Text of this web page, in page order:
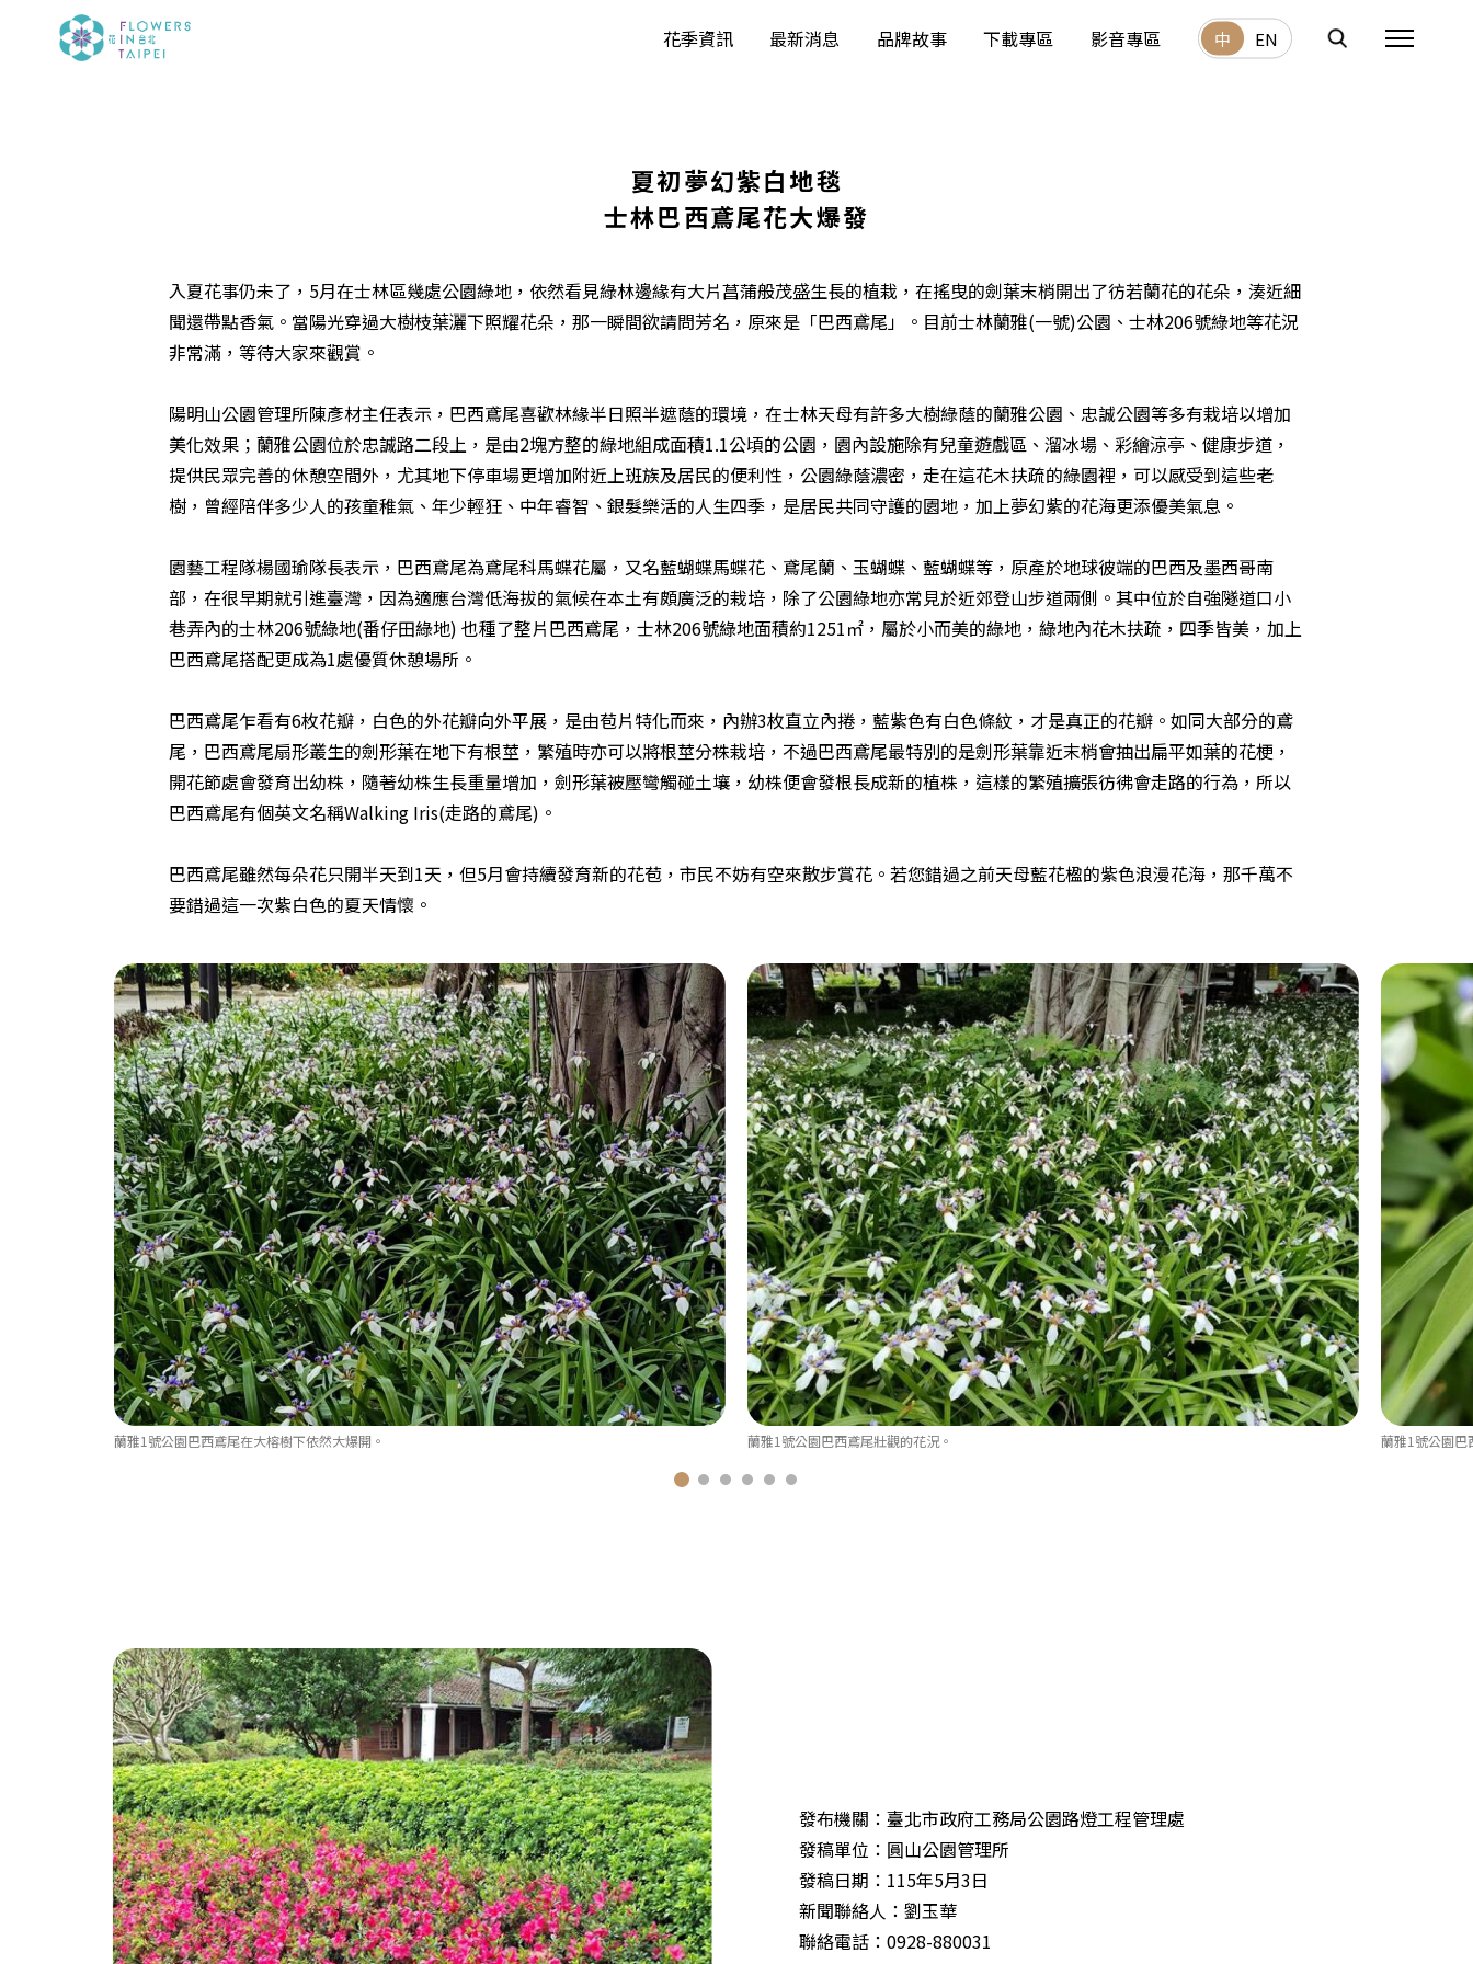
花季資訊 最新消息 品牌故事 下載專區 影音專區 中 EN
夏初夢幻紫白地毯
士林巴西鳶尾花大爆發
入夏花事仍未了，5月在士林區幾處公園綠地，依然看見綠林邊緣有大片菖蒲般茂盛生長的植栽，在搖曳的劍葉末梢開出了彷若蘭花的花朵，湊近細
聞還帶點香氣。當陽光穿過大樹枝葉灑下照耀花朵，那一瞬間欲請問芳名，原來是「巴西鳶尾」。目前士林蘭雅(一號)公園、士林206號綠地等花況
非常滿，等待大家來觀賞。
陽明山公園管理所陳彥材主任表示，巴西鳶尾喜歡林緣半日照半遮蔭的環境，在士林天母有許多大樹綠蔭的蘭雅公園、忠誠公園等多有栽培以增加
美化效果；蘭雅公園位於忠誠路二段上，是由2塊方整的綠地組成面積1.1公頃的公園，園內設施除有兒童遊戲區、溜冰場、彩繪涼亭、健康步道，
提供民眾完善的休憩空間外，尤其地下停車場更增加附近上班族及居民的便利性，公園綠蔭濃密，走在這花木扶疏的綠園裡，可以感受到這些老
樹，曾經陪伴多少人的孩童稚氣、年少輕狂、中年睿智、銀髮樂活的人生四季，是居民共同守護的園地，加上夢幻紫的花海更添優美氣息。
園藝工程隊楊國瑜隊長表示，巴西鳶尾為鳶尾科馬蝶花屬，又名藍蝴蝶馬蝶花、鳶尾蘭、玉蝴蝶、藍蝴蝶等，原產於地球彼端的巴西及墨西哥南
部，在很早期就引進臺灣，因為適應台灣低海拔的氣候在本土有頗廣泛的栽培，除了公園綠地亦常見於近郊登山步道兩側。其中位於自強隧道口小
巷弄內的士林206號綠地(番仔田綠地) 也種了整片巴西鳶尾，士林206號綠地面積約1251㎡，屬於小而美的綠地，綠地內花木扶疏，四季皆美，加上
巴西鳶尾搭配更成為1處優質休憩場所。
巴西鳶尾乍看有6枚花瓣，白色的外花瓣向外平展，是由苞片特化而來，內辦3枚直立內捲，藍紫色有白色條紋，才是真正的花瓣。如同大部分的鳶
尾，巴西鳶尾扇形叢生的劍形葉在地下有根莖，繁殖時亦可以將根莖分株栽培，不過巴西鳶尾最特別的是劍形葉靠近末梢會抽出扁平如葉的花梗，
開花節處會發育出幼株，隨著幼株生長重量增加，劍形葉被壓彎觸碰土壤，幼株便會發根長成新的植株，這樣的繁殖擴張彷彿會走路的行為，所以
巴西鳶尾有個英文名稱Walking Iris(走路的鳶尾)。
巴西鳶尾雖然每朵花只開半天到1天，但5月會持續發育新的花苞，市民不妨有空來散步賞花。若您錯過之前天母藍花楹的紫色浪漫花海，那千萬不
要錯過這一次紫白色的夏天情懷。
蘭雅1號公園巴西鳶尾在大榕樹下依然大爆開。 蘭雅1號公園巴西鳶尾壯觀的花況。 蘭雅1號公園巴
發布機關：臺北市政府工務局公園路燈工程管理處
發稿單位：圓山公園管理所
發稿日期：115年5月3日
新聞聯絡人：劉玉華
聯絡電話：0928-880031